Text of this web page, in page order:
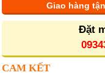
Giao hàng
Đặt
CAM KẾT